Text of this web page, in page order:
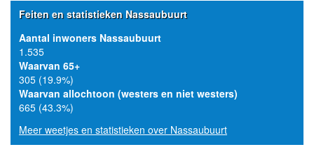
Feiten en statistieken Nassaubuurt
Aantal inwoners Nassaubuurt
1.535
Waarvan 65+
305 (19.9%)
Waarvan allochtoon (westers en niet westers)
665 (43.3%)
Meer weetjes en statistieken over Nassaubuurt